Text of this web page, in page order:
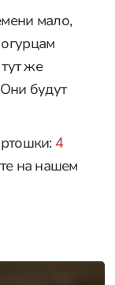
мало,
же
будут
4
на нашем